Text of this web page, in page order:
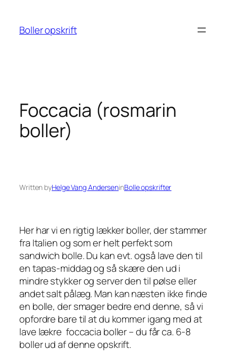
indhold
Boller opskrift
Foccacia (rosmarin
boller)
Written byHelge Vang AnderseninBolle opskrifter
Her har vi en rigtig lækker boller, der stammer
fra Italien og som er helt perfekt som
sandwich bolle. Du kan evt. også lave den til
en tapas-middag og så skære den ud i
mindre stykker og server den til pølse eller
andet salt pålæg. Man kan næsten ikke finde
en bolle, der smager bedre end denne, så vi
opfordre bare til at du kommer igang med at
lave lækre foccacia boller – du får ca. 6-8
boller ud af denne opskrift.